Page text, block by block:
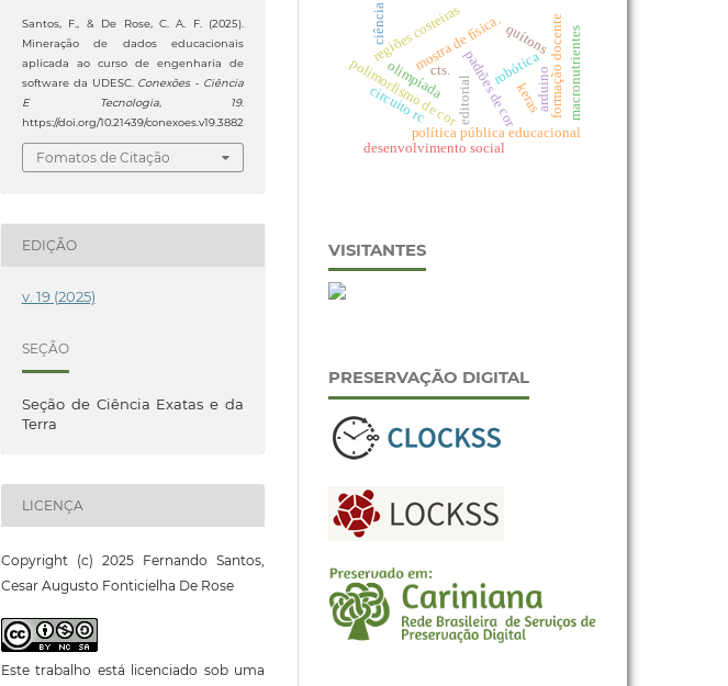
Santos, F., & De Rose, C. A. F. (2025).
Mineração de dados educacionais
aplicada ao curso de engenharia de
software da UDESC. Conexões - Ciência
E Tecnologia, 19.
https://doi.org/10.21439/conexoes.v19.3882
Fomatos de Citação
EDIÇÃO
v. 19 (2025)
SEÇÃO
Seção de Ciência Exatas e da
Terra
LICENÇA
Copyright (c) 2025 Fernando Santos,
Cesar Augusto Fonticielha De Rose
Este trabalho está licenciado sob uma
editorial
olimpíada
política pública educacional
padrões de cor
polimorfismo de cor
quítons
regiões costeiras
robótica
keras
desenvolvimento social
mostra de física. formação docente
cts.
ciência
macronutrientes
arduino
circuito rc
VISITANTES
PRESERVAÇÃO DIGITAL